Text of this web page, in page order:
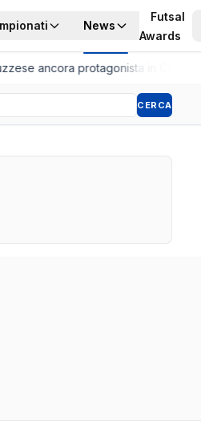
News
Futsal
Awards
ancora protagonista in C2
CERCA